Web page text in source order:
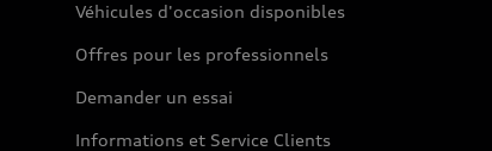
Véhicules d'occasion disponibles
Offres pour les professionnels
Demander un essai
Informations et Service Clients